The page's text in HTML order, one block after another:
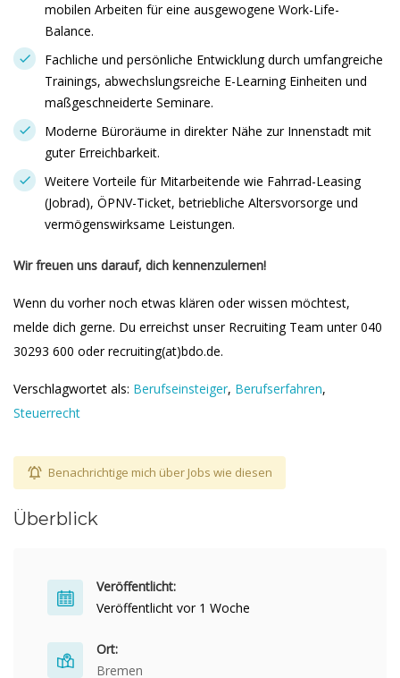
mobilen Arbeiten für eine ausgewogene Work-Life-
Balance.
Fachliche und persönliche Entwicklung durch umfangreiche
Trainings, abwechslungsreiche E-Learning Einheiten und
maßgeschneiderte Seminare.
Moderne Büroräume in direkter Nähe zur Innenstadt mit
guter Erreichbarkeit.
Weitere Vorteile für Mitarbeitende wie Fahrrad-Leasing
(Jobrad), ÖPNV-Ticket, betriebliche Altersvorsorge und
vermögenswirksame Leistungen.
Wir freuen uns darauf, dich kennenzulernen!
Wenn du vorher noch etwas klären oder wissen möchtest,
melde dich gerne. Du erreichst unser Recruiting Team unter 040
30293 600 oder recruiting(at)bdo.de.
Verschlagwortet als: Berufseinsteiger, Berufserfahren,
Steuerrecht
Benachrichtige mich über Jobs wie diesen
Überblick
Veröffentlicht:
Veröffentlicht vor 1 Woche
Ort:
Bremen